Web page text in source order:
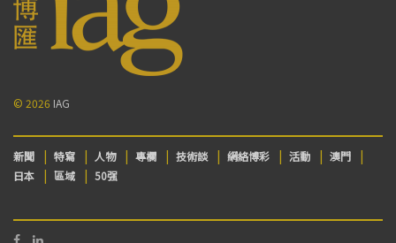
© 2026 IAG
新聞 特寫 人物 專欄 技術談 網絡博彩 活動
澳門
日本
區域 50强